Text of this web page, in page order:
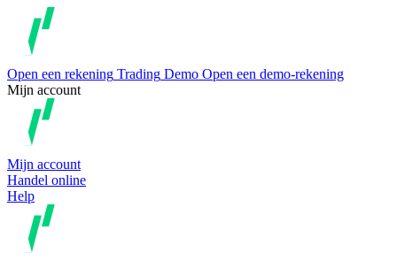
Open een rekening Trading Demo Open een demo-rekening
Mijn account
Mijn account
Handel online
Help